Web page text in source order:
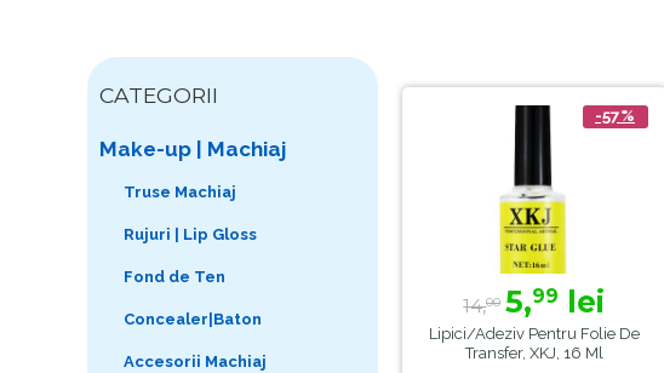
-57%
14,00 5,99 lei
Lipici/Adeziv Pentru Folie De
Transfer, XKJ, 16 Ml
CATEGORII
Make-up | Machiaj
Truse Machiaj
Rujuri | Lip Gloss
Fond de Ten
Concealer|Baton
Accesorii Machiaj